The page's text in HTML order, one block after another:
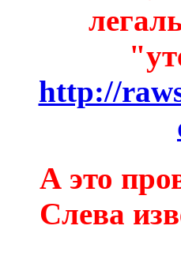
http://
А это
Слева